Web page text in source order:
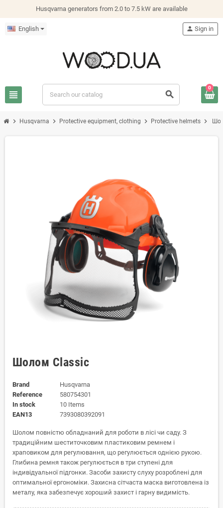
Husqvarna generators from 2.0 to 7.5 kW are available
English
view_headline search
person Sign in
0
chevron_right Husqvarna chevron_right Protective equipment, clothing chevron_right Protective helmets chevron_right
Шолом Classic
Brand
Husqvarna
Reference
580754301
In stock
10 Items
EAN13
7393080392091
Шолом повністю обладнаний для роботи в лісі чи саду. З
традиційним шеститочковим пластиковим ремнем і
храповиком для регулювання, що регулюється однією рукою.
Глибина ремня також регулюється в три ступені для
індивідуальної підгонки. Засоби захисту слуху розроблені для
оптимальної ергономіки. Захисна сітчаста маска виготовлена із
металу, яка забезпечує хороший захист і гарну видимість.